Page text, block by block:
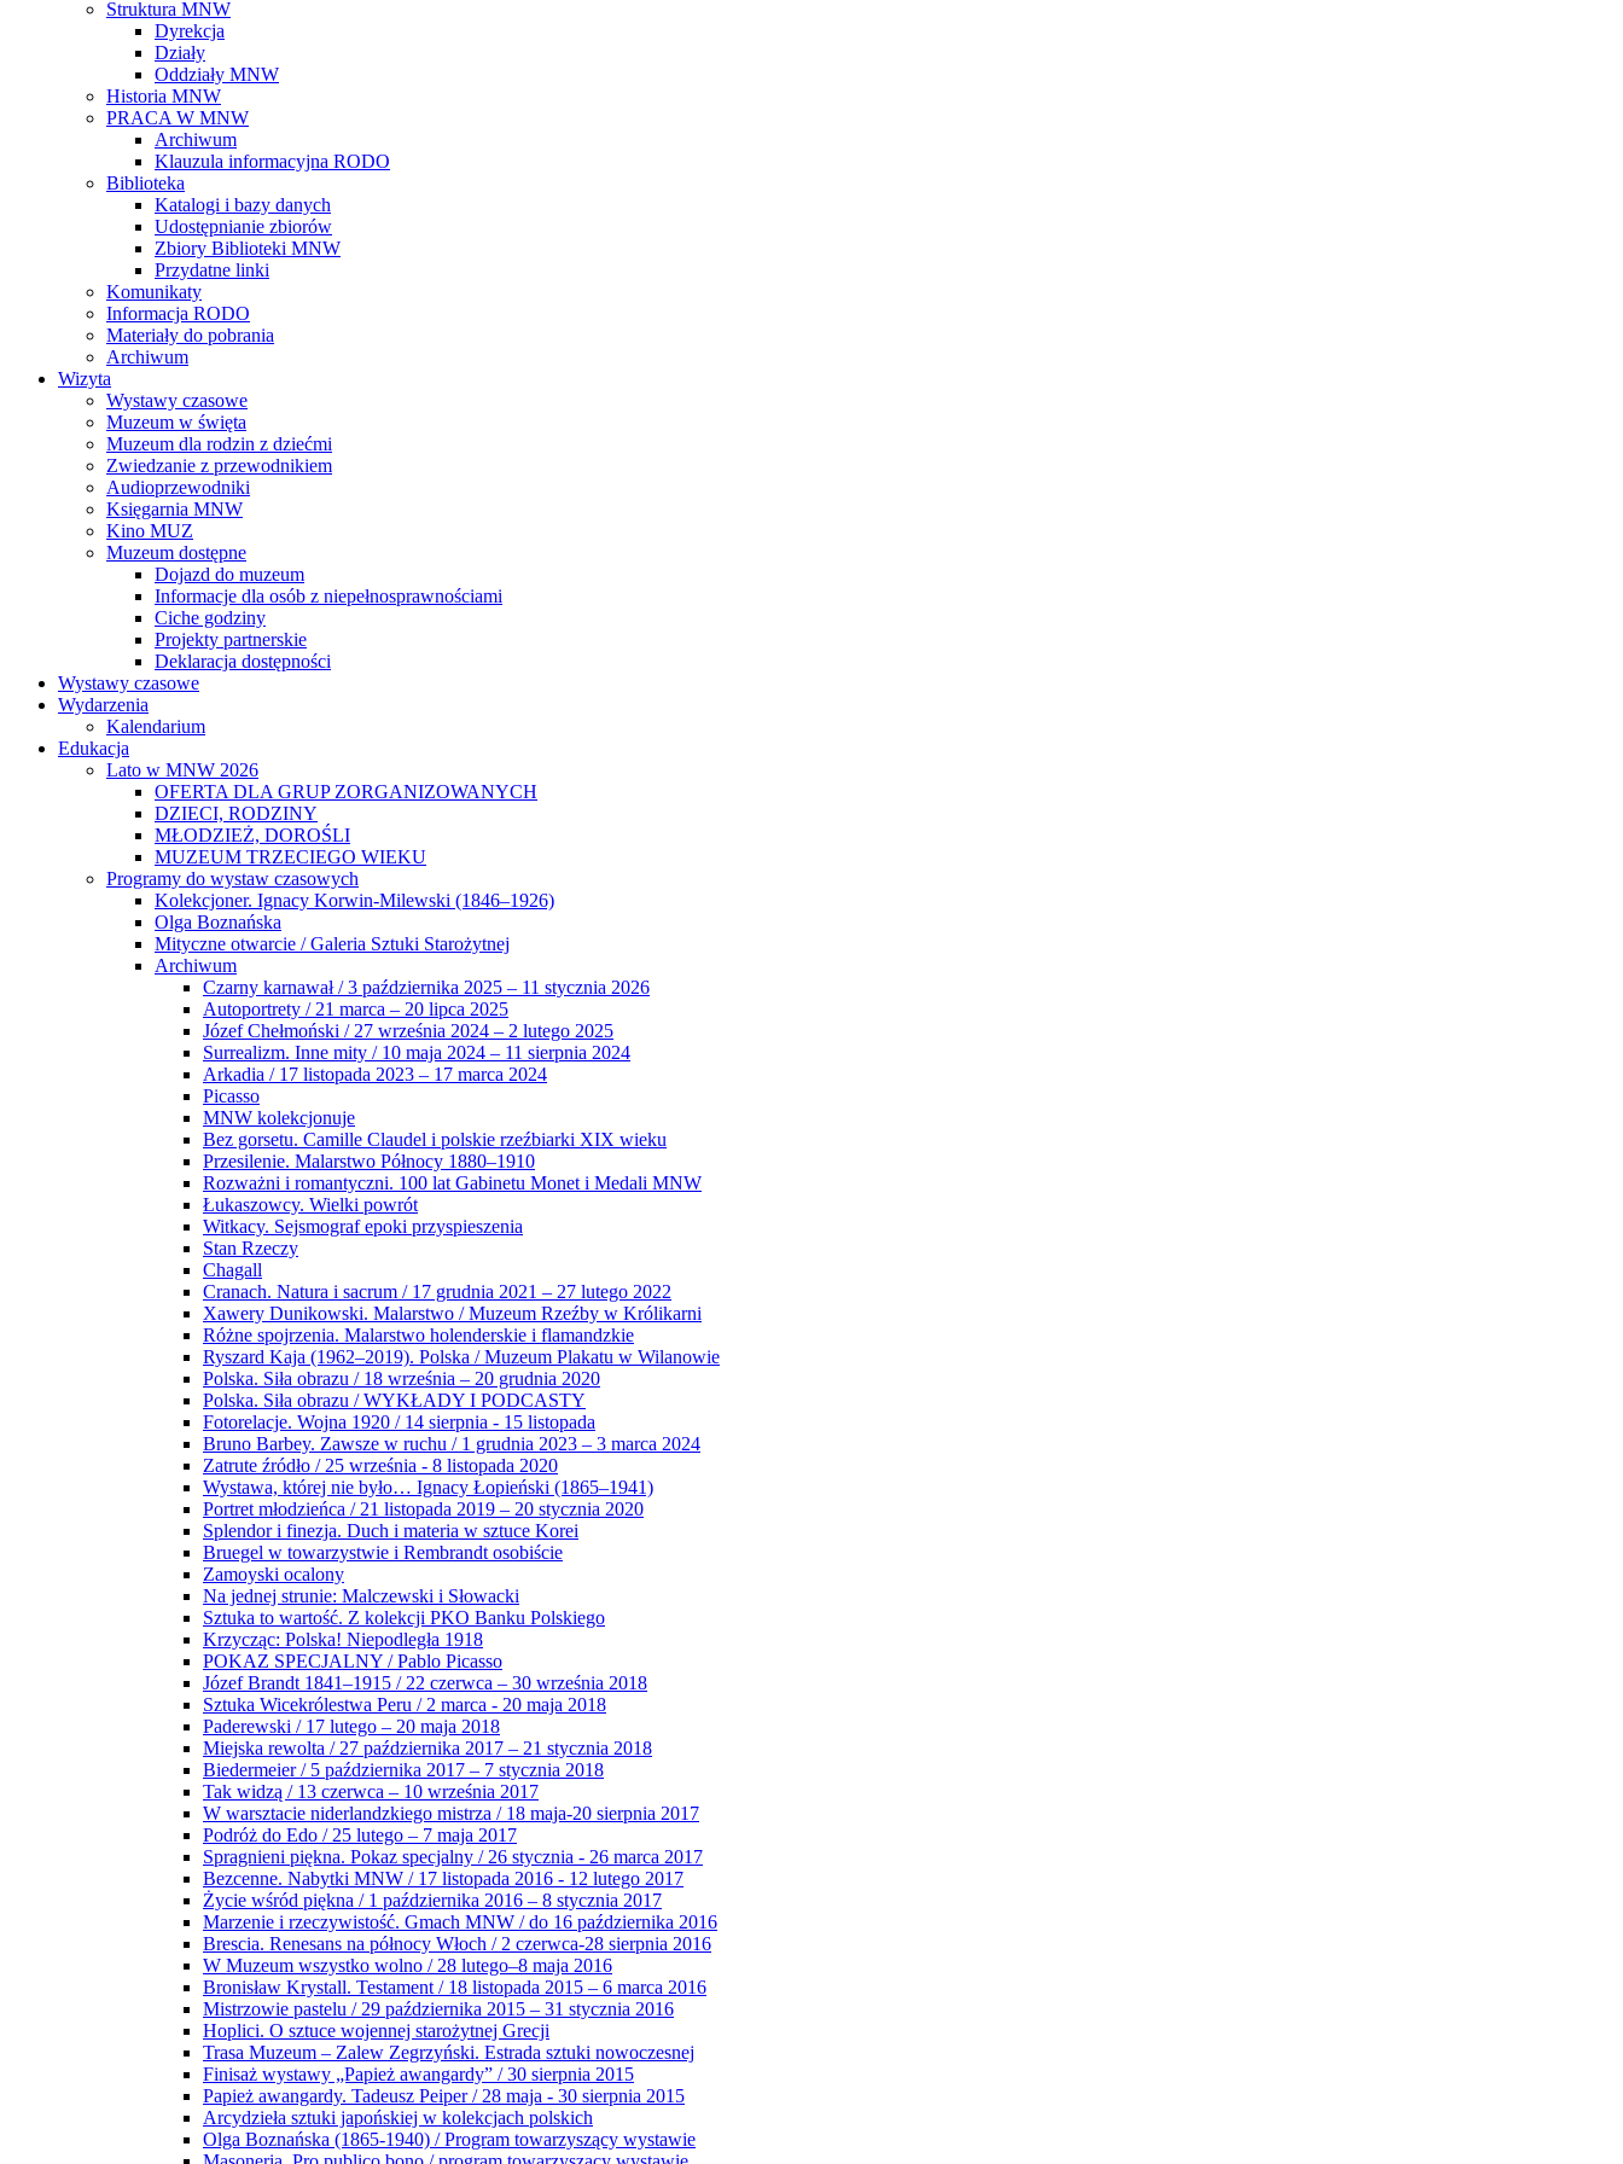
Struktura MNW
Dyrekcja
Działy
Oddziały MNW
Historia MNW
PRACA W MNW
Archiwum
Klauzula informacyjna RODO
Biblioteka
Katalogi i bazy danych
Udostępnianie zbiorów
Zbiory Biblioteki MNW
Przydatne linki
Komunikaty
Informacja RODO
Materiały do pobrania
Archiwum
Wizyta
Wystawy czasowe
Muzeum w święta
Muzeum dla rodzin z dziećmi
Zwiedzanie z przewodnikiem
Audioprzewodniki
Księgarnia MNW
Kino MUZ
Muzeum dostępne
Dojazd do muzeum
Informacje dla osób z niepełnosprawnościami
Ciche godziny
Projekty partnerskie
Deklaracja dostępności
Wystawy czasowe
Wydarzenia
Kalendarium
Edukacja
Lato w MNW 2026
OFERTA DLA GRUP ZORGANIZOWANYCH
DZIECI, RODZINY
MŁODZIEŻ, DOROŚLI
MUZEUM TRZECIEGO WIEKU
Programy do wystaw czasowych
Kolekcjoner. Ignacy Korwin-Milewski (1846–1926)
Olga Boznańska
Mityczne otwarcie / Galeria Sztuki Starożytnej
Archiwum
Czarny karnawał / 3 października 2025 – 11 stycznia 2026
Autoportrety / 21 marca – 20 lipca 2025
Józef Chełmoński / 27 września 2024 – 2 lutego 2025
Surrealizm. Inne mity / 10 maja 2024 – 11 sierpnia 2024
Arkadia / 17 listopada 2023 – 17 marca 2024
Picasso
MNW kolekcjonuje
Bez gorsetu. Camille Claudel i polskie rzeźbiarki XIX wieku
Przesilenie. Malarstwo Północy 1880–1910
Rozważni i romantyczni. 100 lat Gabinetu Monet i Medali MNW
Łukaszowcy. Wielki powrót
Witkacy. Sejsmograf epoki przyspieszenia
Stan Rzeczy
Chagall
Cranach. Natura i sacrum / 17 grudnia 2021 – 27 lutego 2022
Xawery Dunikowski. Malarstwo / Muzeum Rzeźby w Królikarni
Różne spojrzenia. Malarstwo holenderskie i flamandzkie
Ryszard Kaja (1962–2019). Polska / Muzeum Plakatu w Wilanowie
Polska. Siła obrazu / 18 września – 20 grudnia 2020
Polska. Siła obrazu / WYKŁADY I PODCASTY
Fotorelacje. Wojna 1920 / 14 sierpnia - 15 listopada
Bruno Barbey. Zawsze w ruchu / 1 grudnia 2023 – 3 marca 2024
Zatrute źródło / 25 września - 8 listopada 2020
Wystawa, której nie było… Ignacy Łopieński (1865–1941)
Portret młodzieńca / 21 listopada 2019 – 20 stycznia 2020
Splendor i finezja. Duch i materia w sztuce Korei
Bruegel w towarzystwie i Rembrandt osobiście
Zamoyski ocalony
Na jednej strunie: Malczewski i Słowacki
Sztuka to wartość. Z kolekcji PKO Banku Polskiego
Krzycząc: Polska! Niepodległa 1918
POKAZ SPECJALNY / Pablo Picasso
Józef Brandt 1841–1915 / 22 czerwca – 30 września 2018
Sztuka Wicekrólestwa Peru / 2 marca - 20 maja 2018
Paderewski / 17 lutego – 20 maja 2018
Miejska rewolta / 27 października 2017 – 21 stycznia 2018
Biedermeier / 5 października 2017 – 7 stycznia 2018
Tak widzą / 13 czerwca – 10 września 2017
W warsztacie niderlandzkiego mistrza / 18 maja-20 sierpnia 2017
Podróż do Edo / 25 lutego – 7 maja 2017
Spragnieni piękna. Pokaz specjalny / 26 stycznia - 26 marca 2017
Bezcenne. Nabytki MNW / 17 listopada 2016 - 12 lutego 2017
Życie wśród piękna / 1 października 2016 – 8 stycznia 2017
Marzenie i rzeczywistość. Gmach MNW / do 16 października 2016
Brescia. Renesans na północy Włoch / 2 czerwca-28 sierpnia 2016
W Muzeum wszystko wolno / 28 lutego–8 maja 2016
Bronisław Krystall. Testament / 18 listopada 2015 – 6 marca 2016
Mistrzowie pastelu / 29 października 2015 – 31 stycznia 2016
Hoplici. O sztuce wojennej starożytnej Grecji
Trasa Muzeum – Zalew Zegrzyński. Estrada sztuki nowoczesnej
Finisaż wystawy „Papież awangardy” / 30 sierpnia 2015
Papież awangardy. Tadeusz Peiper / 28 maja - 30 sierpnia 2015
Arcydzieła sztuki japońskiej w kolekcjach polskich
Olga Boznańska (1865-1940) / Program towarzyszący wystawie